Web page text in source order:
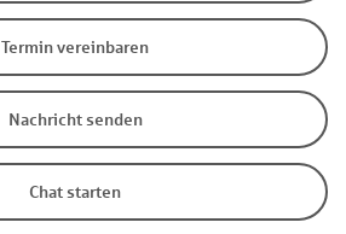
Termin vereinbaren
Nachricht senden
Chat starten